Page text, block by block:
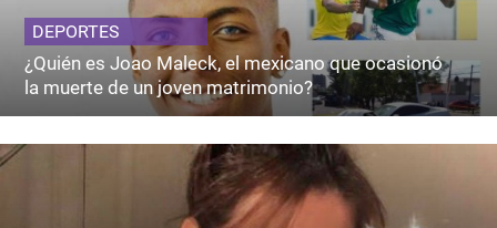
DEPORTES
¿Quién es Joao Maleck, el mexicano que ocasionó
la muerte de un joven matrimonio?